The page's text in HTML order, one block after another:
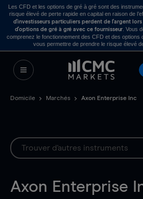
Les CFD et les options de gré à gré sont des
risque élevé de perte rapide en capital en raison de
d’investisseurs particuliers perdent de l’argent
d’options de gré à gré avec ce fournisseur . Vous
comprenez le fonctionnement des CFD et des options
vous permettre de prendre le risque élevé
Domicile Marchés Axon Enterprise Inc
Axon Enterprise